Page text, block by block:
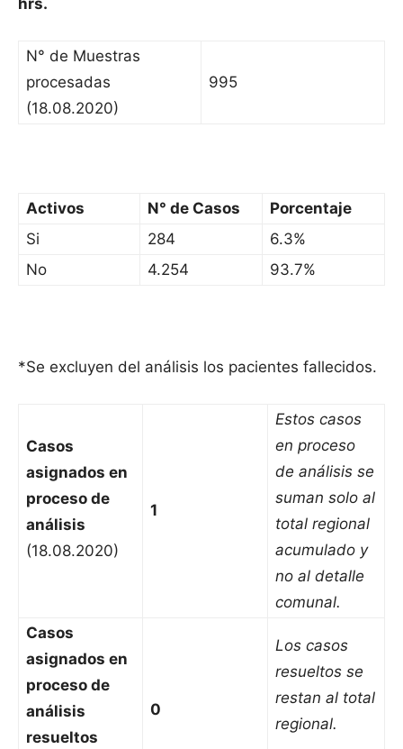
hrs.
N° de Muestras
procesadas
(18.08.2020)
995
Activos N° de Casos
Porcentaje
Si
284
6.3%
No
4.254 93.7%
*Se excluyen del análisis los pacientes fallecidos.
Casos
asignados en
proceso de
análisis
(18.08.2020)
1
Estos casos
en proceso
de análisis se
suman solo al
total regional
acumulado y
no al detalle
comunal.
Casos
asignados en
proceso de
análisis
resueltos
0
Los casos
resueltos se
restan al total
regional.